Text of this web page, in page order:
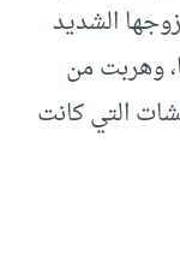
الشديد
وهربت من
التي كانت